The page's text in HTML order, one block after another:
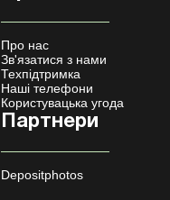
Про нас
Зв'язатися з нами
Техпідтримка
Наші телефони
Користувацька угода
Партнери
Depositphotos